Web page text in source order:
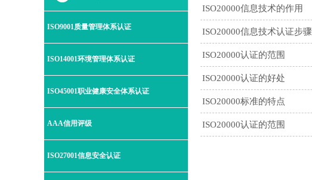
ISO9001质量管理体系认证
ISO14001环境管理体系认证
ISO45001职业健康安全体系认证
AAA信用评级
ISO27001信息安全认证
ISO20000信息技术的作用
ISO20000信息技术认证步骤
ISO20000认证的范围
ISO20000认证的好处
ISO20000标准的特点
ISO20000认证的范围